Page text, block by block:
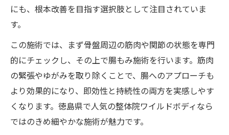
にも、根本改善を目指す選択肢として注目されていま
す。
この施術では、まず骨盤周辺の筋肉や関節の状態を専門
的にチェックし、その上で腸もみ施術を行います。筋肉
の緊張やゆがみを取り除くことで、腸へのアプローチも
より効果的になり、即効性と持続性の両方を実感しやす
くなります。徳島県で人気の整体院ワイルドボディなら
ではのきめ細やかな施術が魅力です。